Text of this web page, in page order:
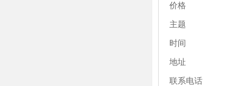
价格
主题
时间
地址
联系电话